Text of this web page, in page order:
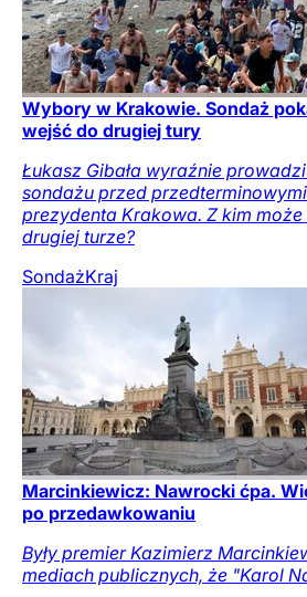
Wybory w Krakowie. Sondaż
wejść do drugiej tury
Łukasz Gibała wyraźnie
sondażu przed
prezydenta Krakowa. Z kim
drugiej turze?
SondażKraj
Marcinkiewicz: Nawrocki ćpa.
po przedawkowaniu
Były premier Kazimierz
mediach publicznych, że "Karol